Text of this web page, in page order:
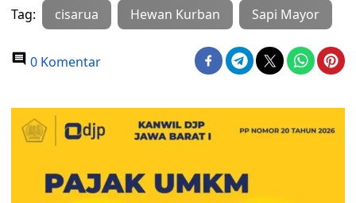
Tag: cisarua Hewan Kurban Sapi Mayor
0 Komentar